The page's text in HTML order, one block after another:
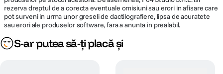
rezerva dreptul de a corecta eventuale omisiuni sau erori in afisare care
pot surveni in urma unor greseli de dactilografiere, lipsa de acuratete
sau erori ale produselor software, fara a anunta in prealabil.
S-ar putea să-ți placă și